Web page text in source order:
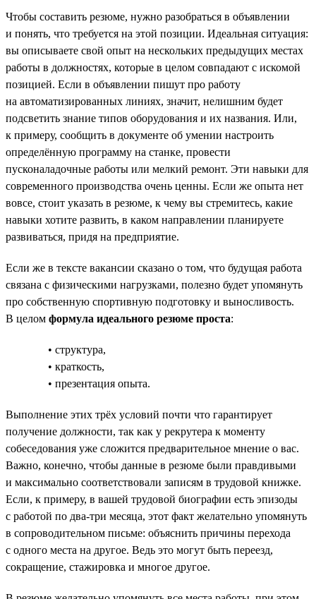
Чтобы составить резюме, нужно разобраться в объявлении
и понять, что требуется на этой позиции. Идеальная ситуация:
вы описываете свой опыт на нескольких предыдущих местах
работы в должностях, которые в целом совпадают с искомой
позицией. Если в объявлении пишут про работу
на автоматизированных линиях, значит, нелишним будет
подсветить знание типов оборудования и их названия. Или,
к примеру, сообщить в документе об умении настроить
определённую программу на станке, провести
пусконаладочные работы или мелкий ремонт. Эти навыки для
современного производства очень ценны. Если же опыта нет
вовсе, стоит указать в резюме, к чему вы стремитесь, какие
навыки хотите развить, в каком направлении планируете
развиваться, придя на предприятие.
Если же в тексте вакансии сказано о том, что будущая работа
связана с физическими нагрузками, полезно будет упомянуть
про собственную спортивную подготовку и выносливость.
В целом формула идеального резюме проста:
• структура,
• краткость,
• презентация опыта.
Выполнение этих трёх условий почти что гарантирует
получение должности, так как у рекрутера к моменту
собеседования уже сложится предварительное мнение о вас.
Важно, конечно, чтобы данные в резюме были правдивыми
и максимально соответствовали записям в трудовой книжке.
Если, к примеру, в вашей трудовой биографии есть эпизоды
с работой по два-три месяца, этот факт желательно упомянуть
в сопроводительном письме: объяснить причины перехода
с одного места на другое. Ведь это могут быть переезд,
сокращение, стажировка и многое другое.